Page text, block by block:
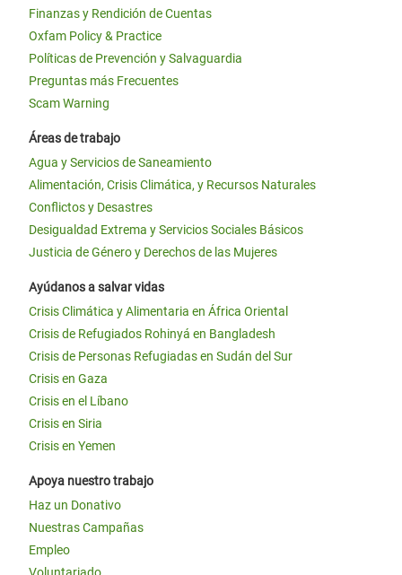
Finanzas y Rendición de Cuentas
Oxfam Policy & Practice
Políticas de Prevención y Salvaguardia
Preguntas más Frecuentes
Scam Warning
Áreas de trabajo
Agua y Servicios de Saneamiento
Alimentación, Crisis Climática, y Recursos Naturales
Conflictos y Desastres
Desigualdad Extrema y Servicios Sociales Básicos
Justicia de Género y Derechos de las Mujeres
Ayúdanos a salvar vidas
Crisis Climática y Alimentaria en África Oriental
Crisis de Refugiados Rohinyá en Bangladesh
Crisis de Personas Refugiadas en Sudán del Sur
Crisis en Gaza
Crisis en el Líbano
Crisis en Siria
Crisis en Yemen
Apoya nuestro trabajo
Haz un Donativo
Nuestras Campañas
Empleo